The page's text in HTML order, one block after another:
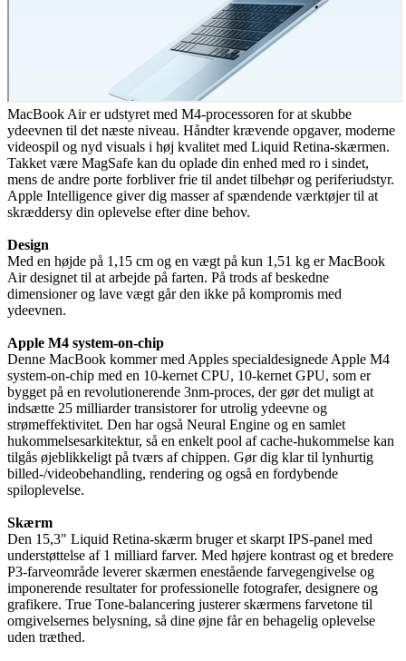
MacBook Air er udstyret med M4-processoren for at skubbe
ydeevnen til det næste niveau. Håndter krævende opgaver, moderne
videospil og nyd visuals i høj kvalitet med Liquid Retina-skærmen.
Takket være MagSafe kan du oplade din enhed med ro i sindet,
mens de andre porte forbliver frie til andet tilbehør og periferiudstyr.
Apple Intelligence giver dig masser af spændende værktøjer til at
skræddersy din oplevelse efter dine behov.
Design
Med en højde på 1,15 cm og en vægt på kun 1,51 kg er MacBook
Air designet til at arbejde på farten. På trods af beskedne
dimensioner og lave vægt går den ikke på kompromis med
ydeevnen.
Apple M4 system-on-chip
Denne MacBook kommer med Apples specialdesignede Apple M4
system-on-chip med en 10-kernet CPU, 10-kernet GPU, som er
bygget på en revolutionerende 3nm-proces, der gør det muligt at
indsætte 25 milliarder transistorer for utrolig ydeevne og
strømeffektivitet. Den har også Neural Engine og en samlet
hukommelsesarkitektur, så en enkelt pool af cache-hukommelse kan
tilgås øjeblikkeligt på tværs af chippen. Gør dig klar til lynhurtig
billed-/videobehandling, rendering og også en fordybende
spiloplevelse.
Skærm
Den 15,3" Liquid Retina-skærm bruger et skarpt IPS-panel med
understøttelse af 1 milliard farver. Med højere kontrast og et bredere
P3-farveområde leverer skærmen enestående farvegengivelse og
imponerende resultater for professionelle fotografer, designere og
grafikere. True Tone-balancering justerer skærmens farvetone til
omgivelsernes belysning, så dine øjne får en behagelig oplevelse
uden træthed.